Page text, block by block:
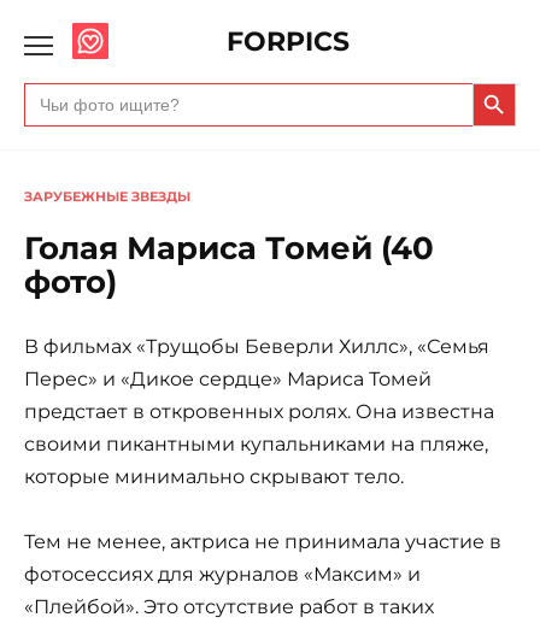
FORPICS
Search
for:
Search Button
ЗАРУБЕЖНЫЕ ЗВЕЗДЫ
Голая Мариса Томей (40
фото)
В фильмах «Трущобы Беверли Хиллс», «Семья
Перес» и «Дикое сердце» Мариса Томей
предстает в откровенных ролях. Она известна
своими пикантными купальниками на пляже,
которые минимально скрывают тело.
Тем не менее, актриса не принимала участие в
фотосессиях для журналов «Максим» и
«Плейбой». Это отсутствие работ в таких